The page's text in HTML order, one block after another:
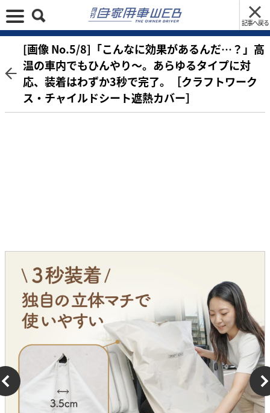
記事へ戻る
[画像 No.5/8]「こんなに効果があるんだ…？」高
温の車内でもひんやり〜。あらゆるタイプに対
応、装着はわずか3秒で完了。［クラフトワーク
ス・チャイルドシート遮熱カバー］